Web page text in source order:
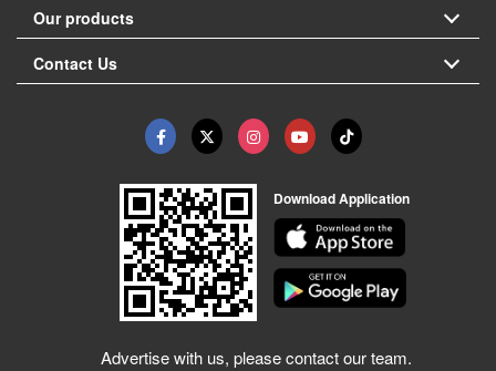
Our products
Contact Us
Download Application
Advertise with us, please contact our team.